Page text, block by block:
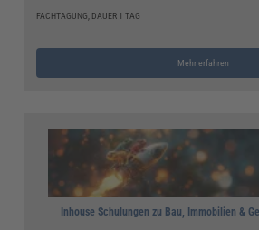
FACHTAGUNG, DAUER 1 TAG
Mehr erfahren
Inhouse Schulungen zu Bau, Immobilien &